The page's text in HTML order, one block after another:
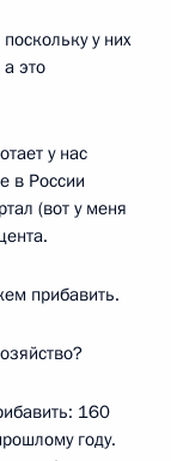
у них
это
у нас
в России
(вот у меня
прибавить.
160
году.